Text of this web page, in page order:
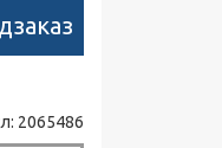
2065486